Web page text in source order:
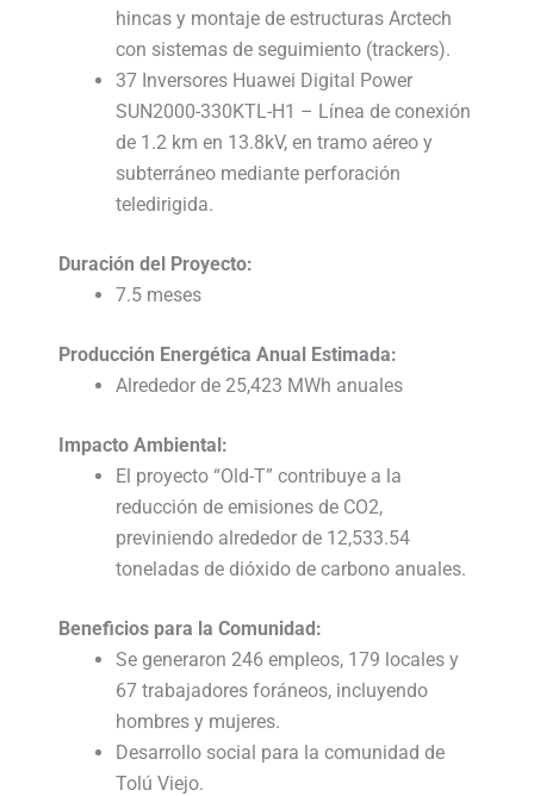
hincas y montaje de estructuras Arctech
con sistemas de seguimiento (trackers).
37 Inversores Huawei Digital Power
SUN2000-330KTL-H1 – Línea de conexión
de 1.2 km en 13.8kV, en tramo aéreo y
subterráneo mediante perforación
teledirigida.
Duración del Proyecto:
7.5 meses
Producción Energética Anual Estimada:
Alrededor de 25,423 MWh anuales
Impacto Ambiental:
El proyecto “Old-T” contribuye a la
reducción de emisiones de CO2,
previniendo alrededor de 12,533.54
toneladas de dióxido de carbono anuales.
Beneficios para la Comunidad:
Se generaron 246 empleos, 179 locales y
67 trabajadores foráneos, incluyendo
hombres y mujeres.
Desarrollo social para la comunidad de
Tolú Viejo.